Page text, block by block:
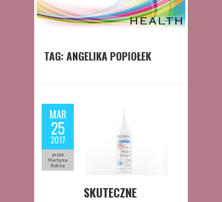
TAG:ANGELIKA POPIOŁEK
MAR
25
2017
przez
Martyna
Rokita
SKUTECZNE